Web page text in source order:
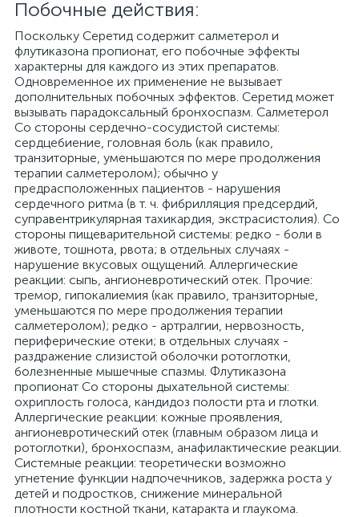
Побочные действия:
Поскольку Серетид содержит салметерол и
флутиказона пропионат, его побочные эффекты
характерны для каждого из этих препаратов.
Одновременное их применение не вызывает
дополнительных побочных эффектов. Серетид может
вызывать парадоксальный бронхоспазм. Салметерол
Со стороны сердечно-сосудистой системы:
сердцебиение, головная боль (как правило,
транзиторные, уменьшаются по мере продолжения
терапии салметеролом); обычно у
предрасположенных пациентов - нарушения
сердечного ритма (в т. ч. фибрилляция предсердий,
суправентрикулярная тахикардия, экстрасистолия). Со
стороны пищеварительной системы: редко - боли в
животе, тошнота, рвота; в отдельных случаях -
нарушение вкусовых ощущений. Аллергические
реакции: сыпь, ангионевротический отек. Прочие:
тремор, гипокалиемия (как правило, транзиторные,
уменьшаются по мере продолжения терапии
салметеролом); редко - артралгии, нервозность,
периферические отеки; в отдельных случаях -
раздражение слизистой оболочки ротоглотки,
болезненные мышечные спазмы. Флутиказона
пропионат Со стороны дыхательной системы:
охриплость голоса, кандидоз полости рта и глотки.
Аллергические реакции: кожные проявления,
ангионевротический отек (главным образом лица и
ротоглотки), бронхоспазм, анафилактические реакции.
Системные реакции: теоретически возможно
угнетение функции надпочечников, задержка роста у
детей и подростков, снижение минеральной
плотности костной ткани, катаракта и глаукома.